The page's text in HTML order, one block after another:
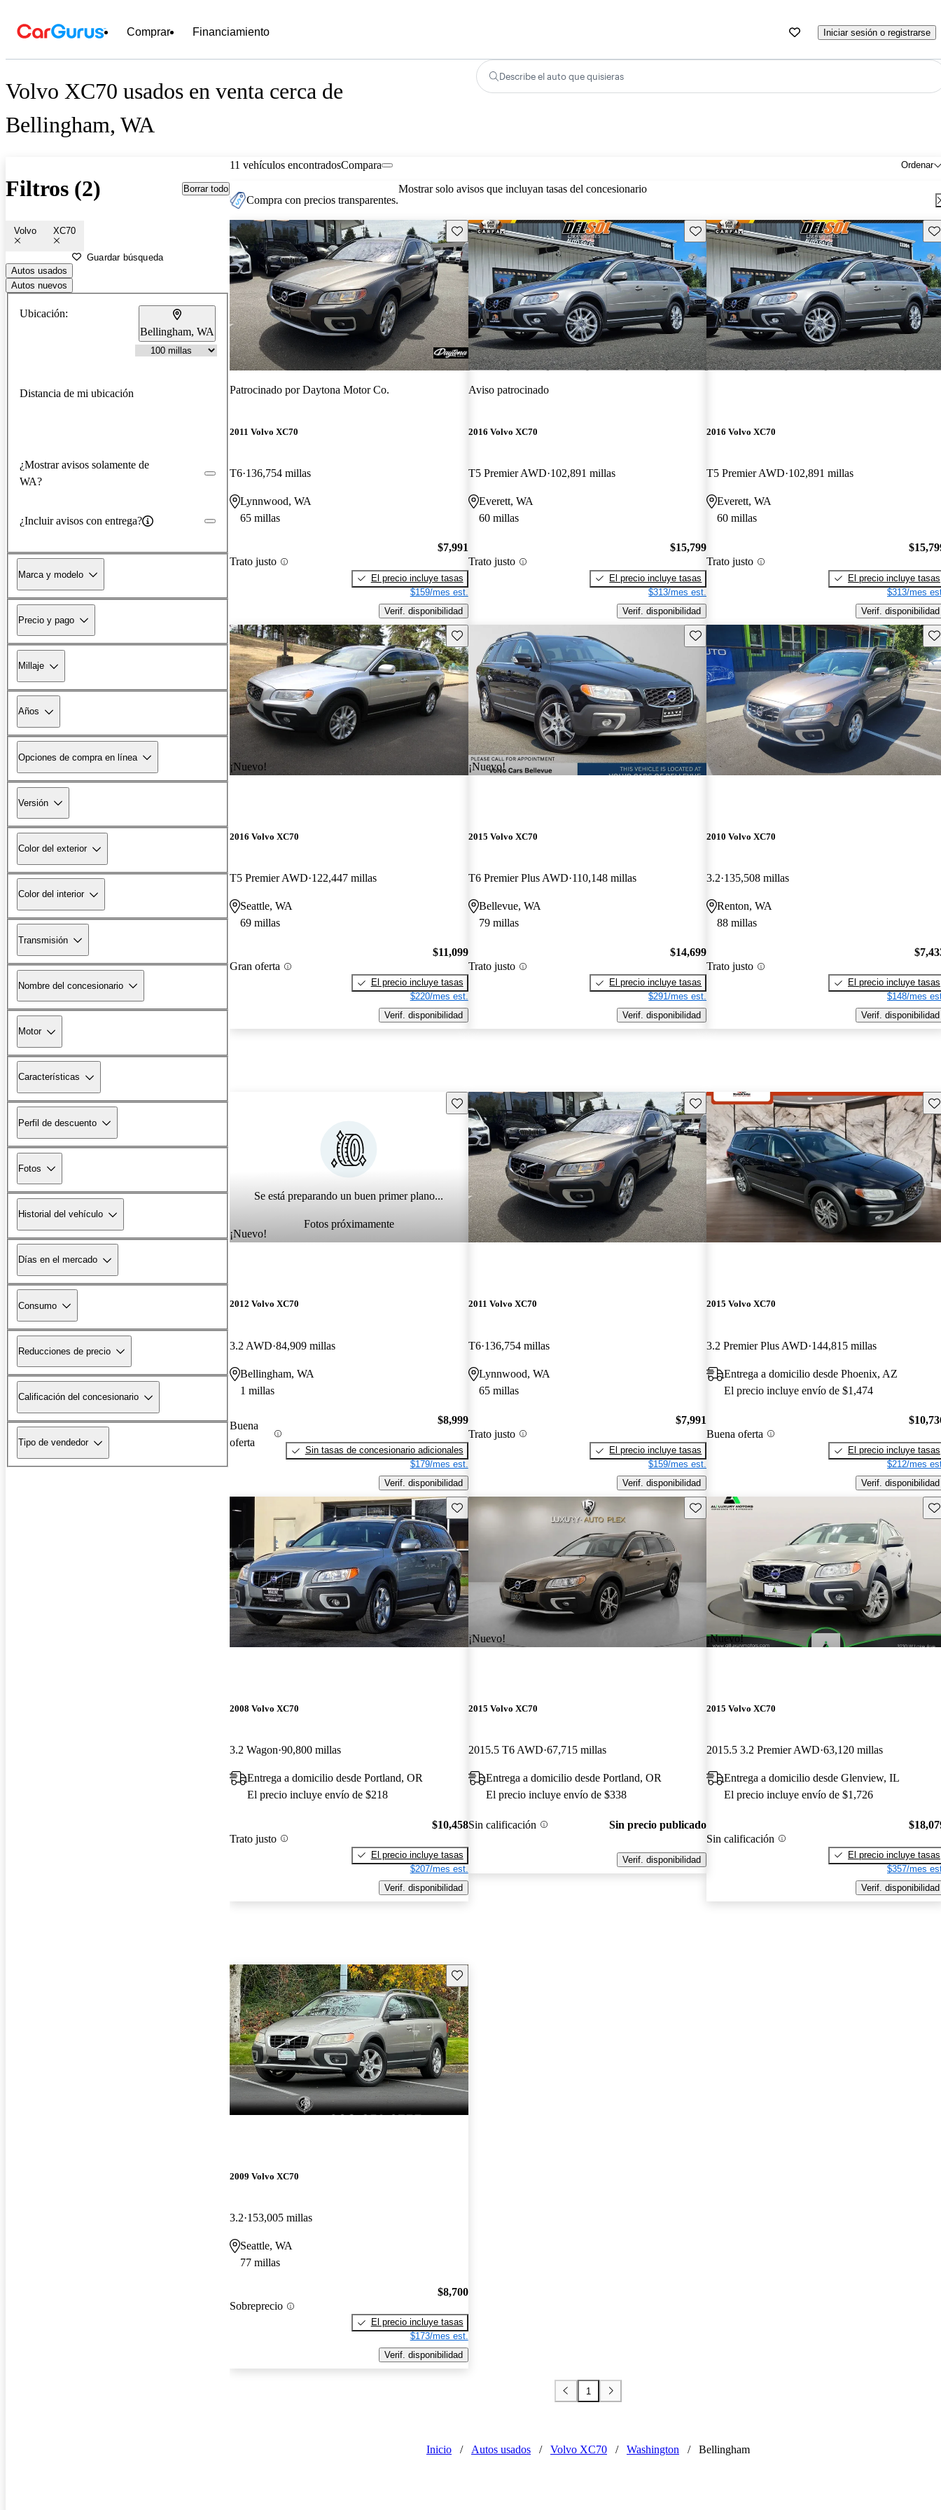
Comprar Financiamiento Iniciar sesión o registrarse
Volvo XC70 usados en venta cerca de
Bellingham, WA
Describe el auto que quisieras
Filtros (2) Borrar todo
Volvo XC70
Guardar búsqueda
Autos usados
Autos nuevos
Ubicación:
Bellingham, WA
Distancia de mi ubicación
¿Mostrar avisos solamente de
WA?
¿Incluir avisos con entrega?
Marca y modelo
Precio y pago
Millaje
Años
Opciones de compra en línea
Versión
Color del exterior
Color del interior
Transmisión
Nombre del concesionario
Motor
Características
Perfil de descuento
Fotos
Historial del vehículo
Días en el mercado
Consumo
Reducciones de precio
Calificación del concesionario
Tipo de vendedor
11 vehículos encontrados Ordenar
Compara
Compra con precios transparentes.
Mostrar solo avisos que incluyan tasas del concesionario
Guarda este Aviso
Patrocinado porDaytona Motor Co.
2011 Volvo XC70
T6 136,754 millas
Lynnwood, WA
65 millas
Trato justo
$7,991
El precio incluye tasas
$159/mes est.
Verif. disponibilidad
Guarda este Aviso
Aviso patrocinado
2016 Volvo XC70
T5 Premier AWD 102,891 millas
Everett, WA
60 millas
Trato justo
$15,799
El precio incluye tasas
$313/mes est.
Verif. disponibilidad
2016 Volvo XC70
T5 Premier AWD 102,891 millas
Everett, WA
60 millas
Trato justo
El precio incluye tasas
$313/mes
Verif. disponibilidad
¡Nuevo!
Guarda este Aviso
2016 Volvo XC70
T5 Premier AWD 122,447 millas
Seattle, WA
69 millas
Gran oferta
$11,099
El precio incluye tasas
$220/mes est.
Verif. disponibilidad
¡Nuevo!
Guarda este Aviso
2015 Volvo XC70
T6 Premier Plus AWD 110,148 millas
Bellevue, WA
79 millas
Trato justo
$14,699
El precio incluye tasas
$291/mes est.
Verif. disponibilidad
2010 Volvo XC70
3.2 135,508 millas
Renton, WA
88 millas
Trato justo
El precio incluye tasas
$148/mes
Verif. disponibilidad
Se está preparando un buen primer plano...
Fotos próximamente
¡Nuevo!
Guarda este Aviso
2012 Volvo XC70
3.2 AWD 84,909 millas
Bellingham, WA
1 millas
Buena
oferta
$8,999
Sin tasas de concesionario adicionales
$179/mes est.
Verif. disponibilidad
Guarda este Aviso
2011 Volvo XC70
T6 136,754 millas
Lynnwood, WA
65 millas
Trato justo
$7,991
El precio incluye tasas
$159/mes est.
Verif. disponibilidad
2015 Volvo XC70
3.2 Premier Plus AWD 144,815 millas
Entrega a domicilio desde Phoenix, AZ
El precio incluye envío de $1,474
Buena oferta
El precio incluye tasas
$212/mes
Verif. disponibilidad
Guarda este Aviso
2008 Volvo XC70
3.2 Wagon 90,800 millas
Entrega a domicilio desde Portland, OR
El precio incluye envío de $218
Trato justo
$10,458
El precio incluye tasas
$207/mes est.
Verif. disponibilidad
¡Nuevo!
Guarda este Aviso
2015 Volvo XC70
2015.5 T6 AWD 67,715 millas
Entrega a domicilio desde Portland, OR
El precio incluye envío de $338
Sin calificación Sin precio publicado
Verif. disponibilidad
¡Nuevo!
2015 Volvo XC70
2015.5 3.2 Premier AWD 63,120 millas
Entrega a domicilio desde Glenview, IL
El precio incluye envío de $1,726
Sin calificación
El precio incluye tasas
$357/mes
Verif. disponibilidad
Guarda este Aviso
2009 Volvo XC70
3.2 153,005 millas
Seattle, WA
77 millas
Sobreprecio
$8,700
El precio incluye tasas
$173/mes est.
Verif. disponibilidad
1
Inicio / Autos usados / Volvo XC70 / Washington / Bellingham